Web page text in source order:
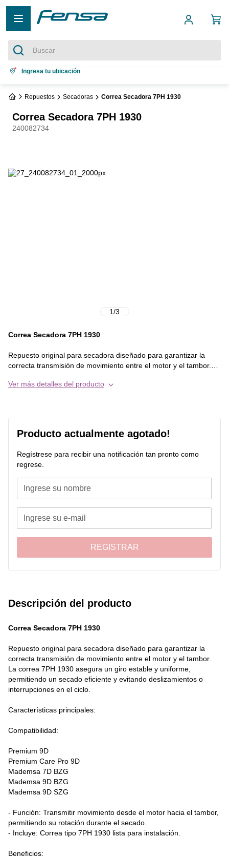
Buscar
Términos más buscados
3. bottom freezer
Ingresa tu ubicación
Repuestos Secadoras Correa Secadora 7PH 1930
Correa Secadora 7PH 1930
240082734
1/3
Correa Secadora 7PH 1930
Repuesto original para secadora diseñado para garantizar la
correcta transmisión de movimiento entre el motor y el tambor.
permitiendo un secado eficiente y evitando deslizamientos o
Características principales:
Compatibilidad:
Premium 9D
Premium Care Pro 9D
Mademsa 7D BZG
Mademsa 9D BZG
Mademsa 9D SZG
- Función: Transmitir movimiento desde el motor hacia el tambor,
permitiendo su rotación durante el secado.
- Incluye: Correa tipo 7PH 1930 lista para instalación.
Beneficios:
- Mayor durabilidad: Fabricada con materiales resistentes al calor
y desgaste continuo.
indicados, garantizando instalación sin inconvenientes.
original del sistema de secado.
Ver más detalles del producto
Producto actualmente agotado!
Regístrese para recibir una notificación tan pronto como
regrese.
REGISTRAR
Descripción del producto
Correa Secadora 7PH 1930
Repuesto original para secadora diseñado para garantizar la
correcta transmisión de movimiento entre el motor y el tambor.
La correa 7PH 1930 asegura un giro estable y uniforme,
permitiendo un secado eficiente y evitando deslizamientos o
interrupciones en el ciclo.
Características principales:
Compatibilidad:
Premium 9D
Premium Care Pro 9D
Mademsa 7D BZG
Mademsa 9D BZG
Mademsa 9D SZG
- Función: Transmitir movimiento desde el motor hacia el tambor,
permitiendo su rotación durante el secado.
- Incluye: Correa tipo 7PH 1930 lista para instalación.
Beneficios: